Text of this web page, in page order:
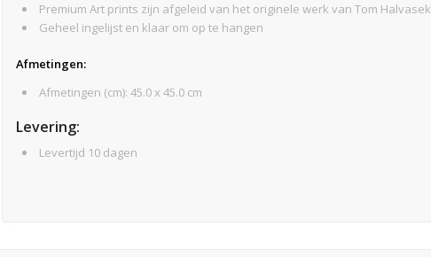
Premium Art prints zijn afgeleid van het originele werk van Tom Halvasek
Geheel ingelijst en klaar om op te hangen
Afmetingen:
Afmetingen (cm): 45.0 x 45.0 cm
Levering:
Levertijd 10 dagen